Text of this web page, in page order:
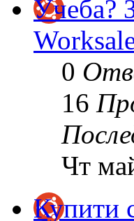
Учеба?
0
16
Чт
Купити